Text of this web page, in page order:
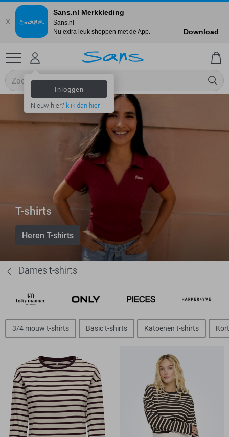
Inloggen
Nieuw hier? klik dan hier
T-shirts
Heren T-shirts
Dames t-shirts
3/4 mouw t-shirts Basic t-shirts Katoenen t-shirts
Sans.nl Merkkleding
Sans.nl
Nu extra leuk shoppen met de App.
Download